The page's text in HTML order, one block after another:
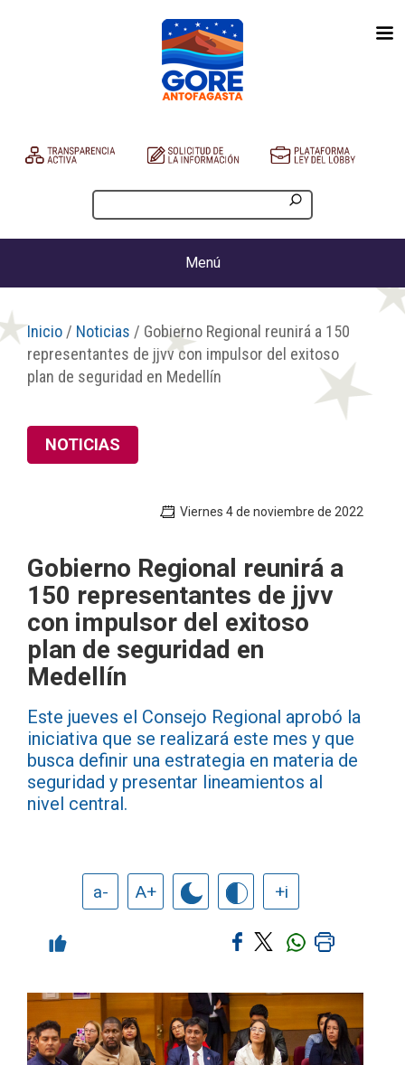
Menú
Inicio / Noticias / Gobierno Regional reunirá a 150
representantes de jjvv con impulsor del exitoso
plan de seguridad en Medellín
NOTICIAS
Viernes 4 de noviembre de 2022
Gobierno Regional reunirá a
150 representantes de jjvv
con impulsor del exitoso
plan de seguridad en
Medellín
Este jueves el Consejo Regional aprobó la
iniciativa que se realizará este mes y que
busca definir una estrategia en materia de
seguridad y presentar lineamientos al
nivel central.
a- A+ +i